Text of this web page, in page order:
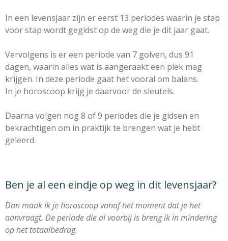
In een levensjaar zijn er eerst 13 periodes waarin je stap
voor stap wordt gegidst op de weg die je dit jaar gaat.
Vervolgens is er een periode van 7 golven, dus 91
dagen, waarin alles wat is aangeraakt een plek mag
krijgen. In deze periode gaat het vooral om balans.
In je horoscoop krijg je daarvoor de sleutels.
Daarna volgen nog 8 of 9 periodes die je gidsen en
bekrachtigen om in praktijk te brengen wat je hebt
geleerd.
Ben je al een eindje op weg in dit levensjaar?
Dan maak ik je horoscoop vanaf het moment dat je het
aanvraagt. De periode die al voorbij is breng ikin mindering
op het totaalbedrag.